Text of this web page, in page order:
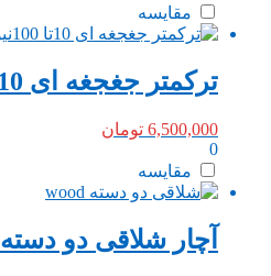
مقایسه
ترکمتر جغجغه ای 10تا 100نیوتن هزبرن
6,500,000 تومان
0
مقایسه
آچار شلاقی دو دسته wood